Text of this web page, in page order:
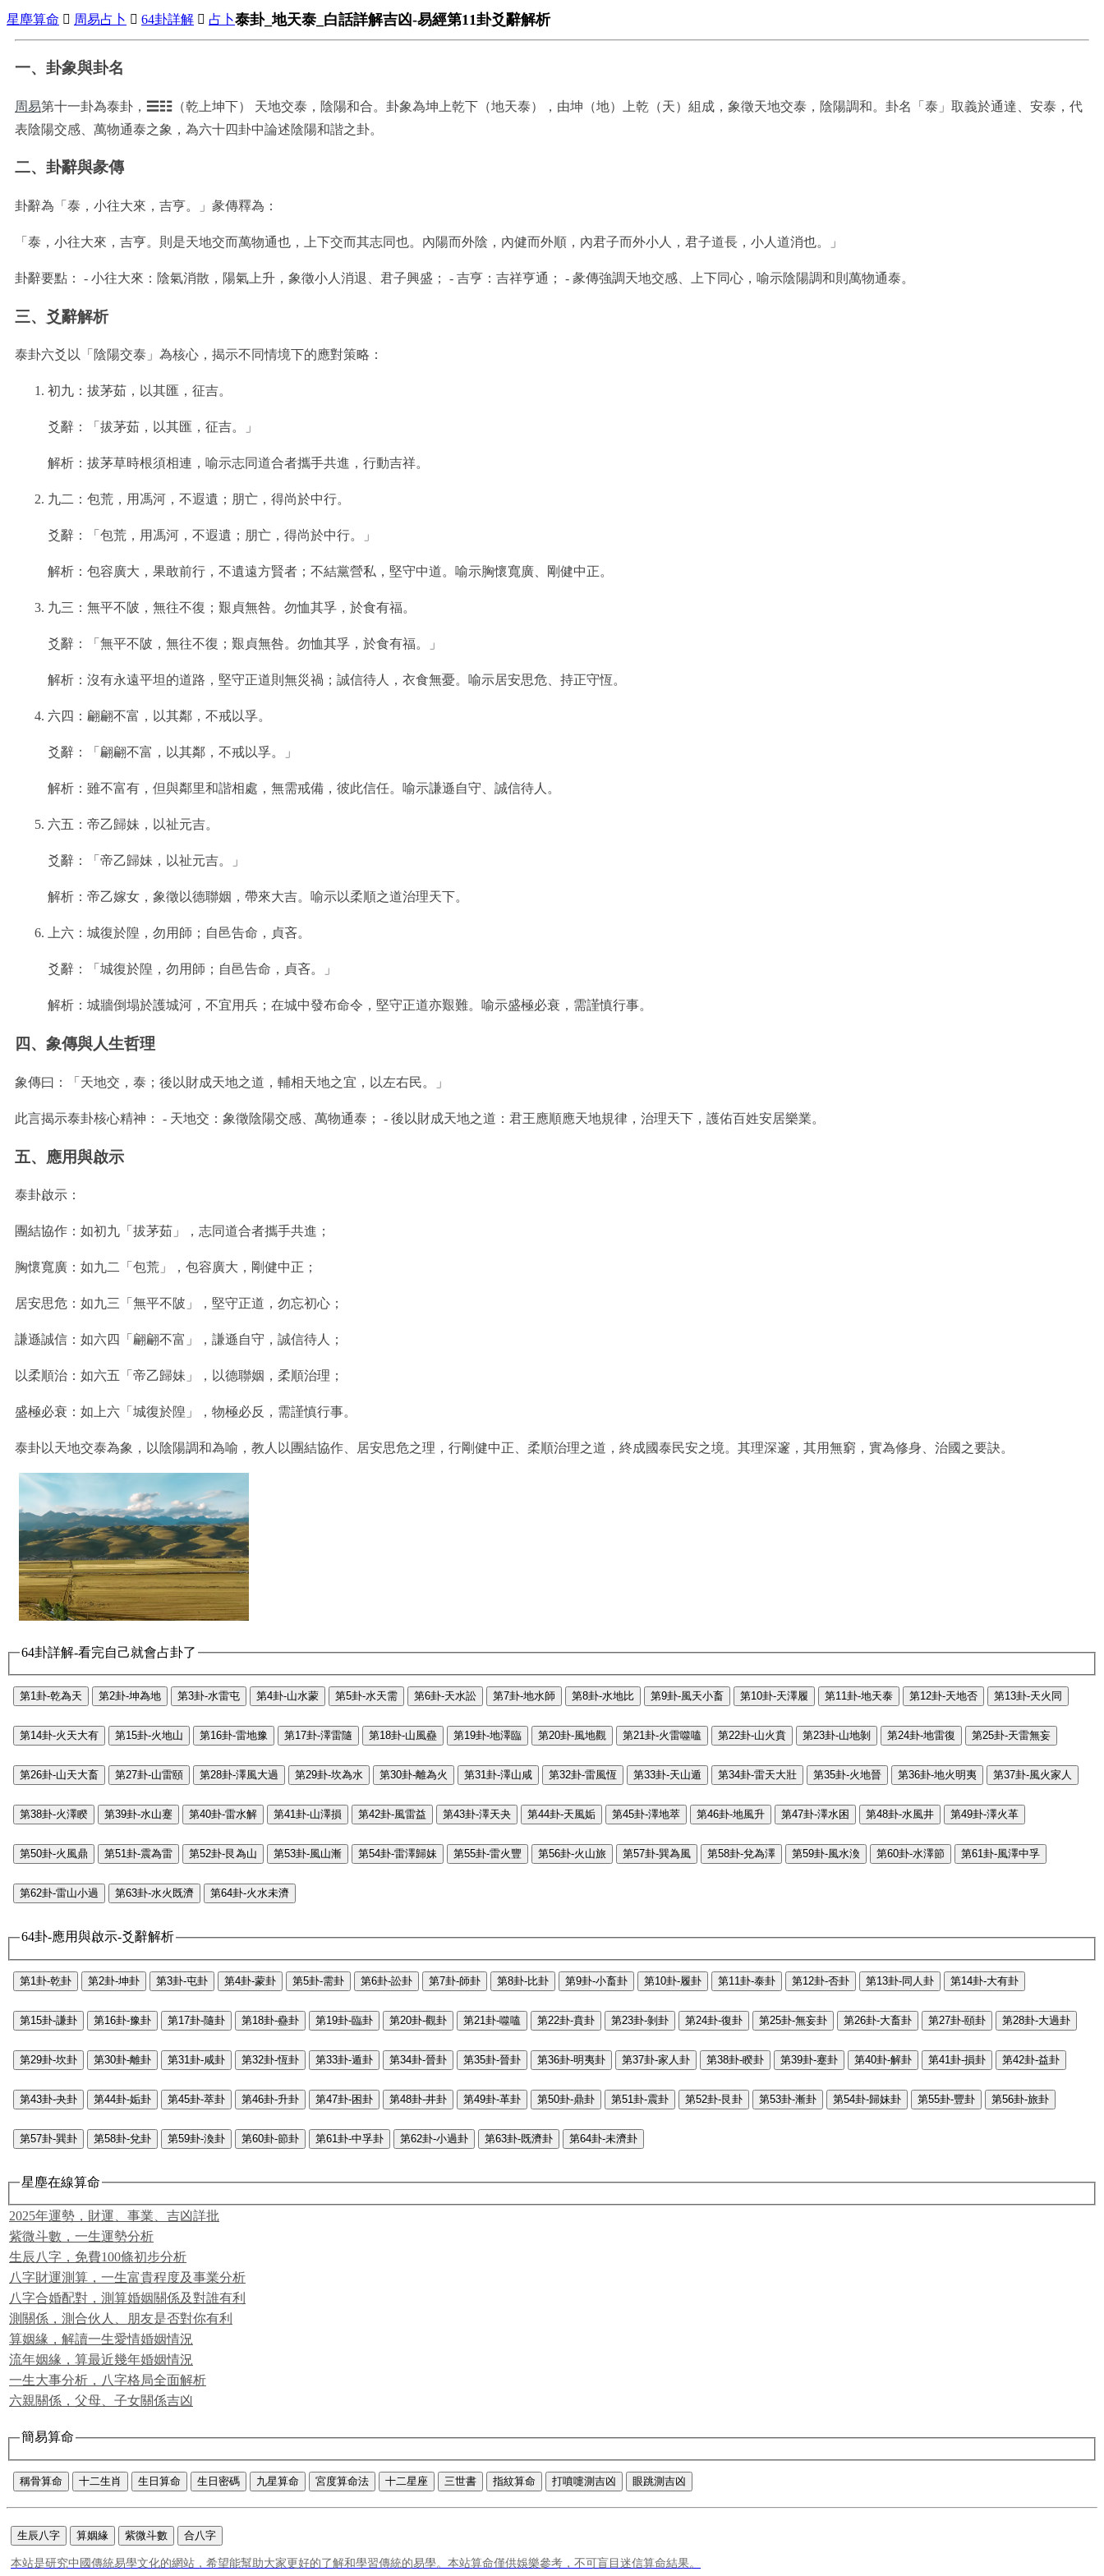
星塵算命  周易占卜  64卦詳解  占卜泰卦_地天泰_白話詳解吉凶-易經第11卦爻辭解析
一、卦象與卦名
周易第十一卦為泰卦，☰☷（乾上坤下）
天地交泰，陰陽和合。卦象為坤上乾下（地天泰），由坤（地）上乾（天）組成，象徵天地交泰，陰陽調和。卦名「泰」取義於通達、安泰，代
表陰陽交感、萬物通泰之象，為六十四卦中論述陰陽和諧之卦。
二、卦辭與彖傳
卦辭為「泰，小往大來，吉亨。」彖傳釋為：
「泰，小往大來，吉亨。則是天地交而萬物通也，上下交而其志同也。內陽而外陰，內健而外順，內君子而外小人，君子道長，小人道消也。」
卦辭要點： - 小往大來：陰氣消散，陽氣上升，象徵小人消退、君子興盛； - 吉亨：吉祥亨通； - 彖傳強調天地交感、上下同心，喻示陰陽調和則萬物通泰。
三、爻辭解析
泰卦六爻以「陰陽交泰」為核心，揭示不同情境下的應對策略：
初九：拔茅茹，以其匯，征吉。
爻辭：「拔茅茹，以其匯，征吉。」
解析：拔茅草時根須相連，喻示志同道合者攜手共進，行動吉祥。
九二：包荒，用馮河，不遐遺；朋亡，得尚於中行。
爻辭：「包荒，用馮河，不遐遺；朋亡，得尚於中行。」
解析：包容廣大，果敢前行，不遺遠方賢者；不結黨營私，堅守中道。喻示胸懷寬廣、剛健中正。
九三：無平不陂，無往不復；艱貞無咎。勿恤其孚，於食有福。
爻辭：「無平不陂，無往不復；艱貞無咎。勿恤其孚，於食有福。」
解析：沒有永遠平坦的道路，堅守正道則無災禍；誠信待人，衣食無憂。喻示居安思危、持正守恆。
六四：翩翩不富，以其鄰，不戒以孚。
爻辭：「翩翩不富，以其鄰，不戒以孚。」
解析：雖不富有，但與鄰里和諧相處，無需戒備，彼此信任。喻示謙遜自守、誠信待人。
六五：帝乙歸妹，以祉元吉。
爻辭：「帝乙歸妹，以祉元吉。」
解析：帝乙嫁女，象徵以德聯姻，帶來大吉。喻示以柔順之道治理天下。
上六：城復於隍，勿用師；自邑告命，貞吝。
爻辭：「城復於隍，勿用師；自邑告命，貞吝。」
解析：城牆倒塌於護城河，不宜用兵；在城中發布命令，堅守正道亦艱難。喻示盛極必衰，需謹慎行事。
四、象傳與人生哲理
象傳曰：「天地交，泰；後以財成天地之道，輔相天地之宜，以左右民。」
此言揭示泰卦核心精神： - 天地交：象徵陰陽交感、萬物通泰； - 後以財成天地之道：君王應順應天地規律，治理天下，護佑百姓安居樂業。
五、應用與啟示
泰卦啟示：
團結協作：如初九「拔茅茹」，志同道合者攜手共進；
胸懷寬廣：如九二「包荒」，包容廣大，剛健中正；
居安思危：如九三「無平不陂」，堅守正道，勿忘初心；
謙遜誠信：如六四「翩翩不富」，謙遜自守，誠信待人；
以柔順治：如六五「帝乙歸妹」，以德聯姻，柔順治理；
盛極必衰：如上六「城復於隍」，物極必反，需謹慎行事。
泰卦以天地交泰為象，以陰陽調和為喻，教人以團結協作、居安思危之理，行剛健中正、柔順治理之道，終成國泰民安之境。其理深邃，其用無窮，實為修身、治國之要訣。
64卦詳解-看完自己就會占卦了
第1卦-乾為天 第2卦-坤為地 第3卦-水雷屯 第4卦-山水蒙 第5卦-水天需 第6卦-天水訟 第7卦-地水師 第8卦-水地比 第9卦-風天小畜 第10卦-天澤履 第11卦-地天泰 第12卦-天地否 第13卦-天火同
第14卦-火天大有 第15卦-火地山 第16卦-雷地豫 第17卦-澤雷隨 第18卦-山風蠱 第19卦-地澤臨 第20卦-風地觀 第21卦-火雷噬嗑 第22卦-山火賁 第23卦-山地剝 第24卦-地雷復 第25卦-天雷無妄
第26卦-山天大畜 第27卦-山雷頤 第28卦-澤風大過 第29卦-坎為水 第30卦-離為火 第31卦-澤山咸 第32卦-雷風恆 第33卦-天山遁 第34卦-雷天大壯 第35卦-火地晉 第36卦-地火明夷 第37卦-風火家人
第38卦-火澤睽 第39卦-水山蹇 第40卦-雷水解 第41卦-山澤損 第42卦-風雷益 第43卦-澤天夬 第44卦-天風姤 第45卦-澤地萃 第46卦-地風升 第47卦-澤水困 第48卦-水風井 第49卦-澤火革
第50卦-火風鼎 第51卦-震為雷 第52卦-艮為山 第53卦-風山漸 第54卦-雷澤歸妹 第55卦-雷火豐 第56卦-火山旅 第57卦-巽為風 第58卦-兌為澤 第59卦-風水渙 第60卦-水澤節 第61卦-風澤中孚
第62卦-雷山小過 第63卦-水火既濟 第64卦-火水未濟
64卦-應用與啟示-爻辭解析
第1卦-乾卦 第2卦-坤卦 第3卦-屯卦 第4卦-蒙卦 第5卦-需卦 第6卦-訟卦 第7卦-師卦 第8卦-比卦 第9卦-小畜卦 第10卦-履卦 第11卦-泰卦 第12卦-否卦 第13卦-同人卦 第14卦-大有卦
第15卦-謙卦 第16卦-豫卦 第17卦-隨卦 第18卦-蠱卦 第19卦-臨卦 第20卦-觀卦 第21卦-噬嗑 第22卦-賁卦 第23卦-剝卦 第24卦-復卦 第25卦-無妄卦 第26卦-大畜卦 第27卦-頤卦 第28卦-大過卦
第29卦-坎卦 第30卦-離卦 第31卦-咸卦 第32卦-恆卦 第33卦-遁卦 第34卦-晉卦 第35卦-晉卦 第36卦-明夷卦 第37卦-家人卦 第38卦-睽卦 第39卦-蹇卦 第40卦-解卦 第41卦-損卦 第42卦-益卦
第43卦-夬卦 第44卦-姤卦 第45卦-萃卦 第46卦-升卦 第47卦-困卦 第48卦-井卦 第49卦-革卦 第50卦-鼎卦 第51卦-震卦 第52卦-艮卦 第53卦-漸卦 第54卦-歸妹卦 第55卦-豐卦 第56卦-旅卦
第57卦-巽卦 第58卦-兌卦 第59卦-渙卦 第60卦-節卦 第61卦-中孚卦 第62卦-小過卦 第63卦-既濟卦 第64卦-未濟卦
星塵在線算命
2025年運勢，財運、事業、吉凶詳批
紫微斗數，一生運勢分析
生辰八字，免費100條初步分析
八字財運測算，一生富貴程度及事業分析
八字合婚配對，測算婚姻關係及對誰有利
測關係，測合伙人、朋友是否對你有利
算姻緣，解讀一生愛情婚姻情況
流年姻緣，算最近幾年婚姻情況
一生大事分析，八字格局全面解析
六親關係，父母、子女關係吉凶
簡易算命
稱骨算命 十二生肖 生日算命 生日密碼 九星算命 宮度算命法 十二星座 三世書 指紋算命 打噴嚏測吉凶 眼跳測吉凶
生辰八字 算姻緣 紫微斗數 合八字
本站是研究中國傳統易學文化的網站，希望能幫助大家更好的了解和學習傳統的易學。本站算命僅供娛樂參考，不可盲目迷信算命結果。